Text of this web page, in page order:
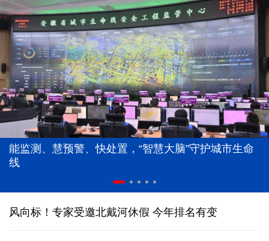
能监测、慧预警、快处置，“智慧大脑”守护城市生命
线
风向标！专家受邀北戴河休假 今年排名有变